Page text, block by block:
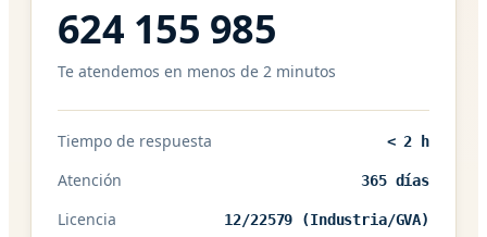
624 155 985
Te atendemos en menos de 2 minutos
Tiempo de respuesta < 2 h
Atención 365 días
Licencia 12/22579 (Industria/GVA)